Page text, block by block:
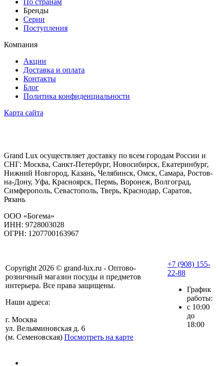
По странам
Бренды
Серии
Поступления
Компания
Акции
Доставка и оплата
Контакты
Блог
Политика конфиденциальности
Карта сайта
Grand Lux осуществляет доставку по всем городам России и
СНГ: Москва, Санкт-Петербург, Новосибирск, Екатеринбург,
Нижний Новгород, Казань, Челябинск, Омск, Самара, Ростов-
на-Дону, Уфа, Красноярск, Пермь, Воронеж, Волгоград,
Симферополь, Севастополь, Тверь, Краснодар, Саратов,
Рязань
ООО «Богема»
ИНН: 9728003028
ОГРН: 1207700163967
Copyright 2026 © grand-lux.ru - Оптово-
розничный магазин посуды и предметов
интерьера. Все права защищены.
Наши адреса:
г. Москва
ул. Вельяминовская д. 6
(м. Семеновская) Посмотреть на карте
+7 (908) 155-
22-88
График
работы:
с 10:00
до
18:00